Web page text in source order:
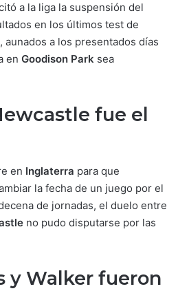
a la liga la suspensión del
en los últimos test de
aunados a los presentados días
en Goodison Park sea
fue el
en Inglaterra para que
la fecha de un juego por el
de jornadas, el duelo entre
no pudo disputarse por las
y Walker fueron